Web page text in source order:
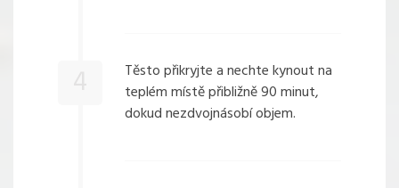
Těsto přikryjte a nechte kynout na
teplém místě přibližně 90 minut,
dokud nezdvojnásobí objem.